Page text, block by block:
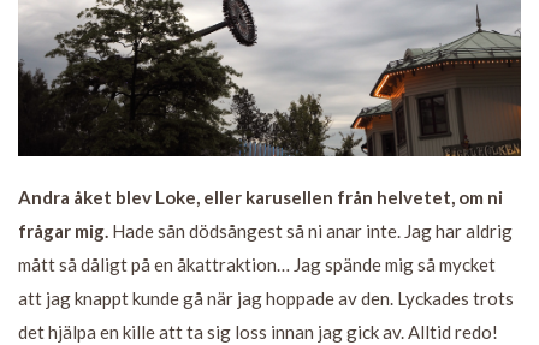
Andra åket blev Loke, eller karusellen från helvetet, om ni
frågar mig. Hade sån dödsångest så ni anar inte. Jag har aldrig
mått så dåligt på en åkattraktion… Jag spände mig så mycket
att jag knappt kunde gå när jag hoppade av den. Lyckades trots
det hjälpa en kille att ta sig loss innan jag gick av. Alltid redo!